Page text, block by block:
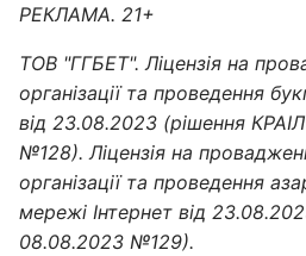
РЕКЛАМА. 21+
ТОВ "ГГБЕТ". Ліцензія на
організації та проведення
від 23.08.2023 (рішення
№128). Ліцензія на
організації та проведення
мережі Інтернет від
08.08.2023 №129).